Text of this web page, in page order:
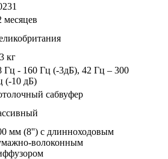
месяцев
кг
Гц - 160 Гц (-3дБ), 42 Гц – 300
(-10 дБ)
сабвуфер
мм (8'') с длинноходовым
волоконным